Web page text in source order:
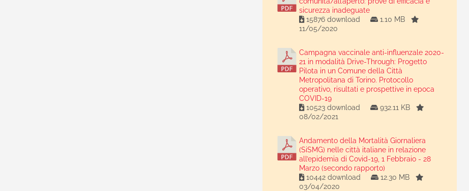
sicurezza inadeguate
15876 download
1.10 MB
11/05/2020
Campagna vaccinale anti-influenzale 2020-
21 in modalità Drive-Through: Progetto
Pilota in un Comune della Città
Metropolitana di Torino. Protocollo
operativo, risultati e prospettive in epoca
COVID-19
10523 download
932.11 KB
08/02/2021
Andamento della Mortalità Giornaliera
(SiSMG) nelle città italiane in relazione
all’epidemia di Covid-19, 1 Febbraio - 28
Marzo (secondo rapporto)
10442 download
12.30 MB
03/04/2020